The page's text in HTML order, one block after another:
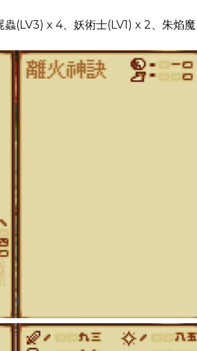
(LV3) x 4、妖術士(LV1) x 2、朱焰魔